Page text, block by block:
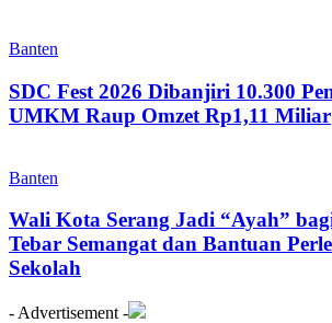
Banten
SDC Fest 2026 Dibanjiri 10.300
UMKM Raup Omzet Rp1,11 Miliar
Banten
Wali Kota Serang Jadi “Ayah”
Tebar Semangat dan Bantuan
Sekolah
- Advertisement -